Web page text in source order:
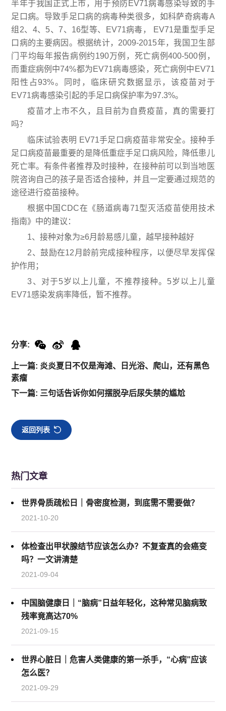
半年于我国正式上市，用于预防EV71病毒感染导致的手
足口病。导致手足口病的病毒种类很多，如科萨奇病毒A
组2、4、5、7、16型等、EV71病毒， EV71是重型手足
口病的主要病因。根据统计，2009-2015年，我国卫生部
门平均每年报告病例约190万例，死亡病例400-500例，
而重症病例中74%都为EV71病毒感染，死亡病例中EV71
阳性占93%。同时，临床研究数据显示，该疫苗对于
EV71病毒感染引起的手足口病保护率为97.3%。
疫苗才上市不久，且目前为自费疫苗，真的需要打
吗？
临床试验表明 EV71手足口病疫苗非常安全。接种手
足口病疫苗最重要的是降低重症手足口病风险，降低患儿
死亡率。有条件者推荐及时接种，在接种前可以到当地医
院咨询自己的孩子是否适合接种，并且一定要通过规范的
途径进行疫苗接种。
根据中国CDC在《肠道病毒71型灭活疫苗使用技术
指南》中的建议：
1、接种对象为≥6月龄易感儿童，越早接种越好
2、鼓励在12月龄前完成接种程序，以便尽早发挥保
护作用；
3、对于5岁以上儿童，不推荐接种。5岁以上儿童
EV71感染发病率降低，暂不推荐。
上一篇: 炎炎夏日不仅是海滩、日光浴、爬山，还有黑色
素瘤
下一篇: 三句话告诉你如何摆脱孕后尿失禁的尴尬
分享:
返回列表
热门文章
世界骨质疏松日｜骨密度检测，到底需不需要做？
2021-10-20
体检查出甲状腺结节应该怎么办？不复查真的会癌变
吗？一文讲清楚
2021-09-04
中国脑健康日｜“脑病”日益年轻化，这种常见脑病致
残率竟高达70%
2021-09-15
世界心脏日｜危害人类健康的第一杀手，“心病”应该
怎么医？
2021-09-29